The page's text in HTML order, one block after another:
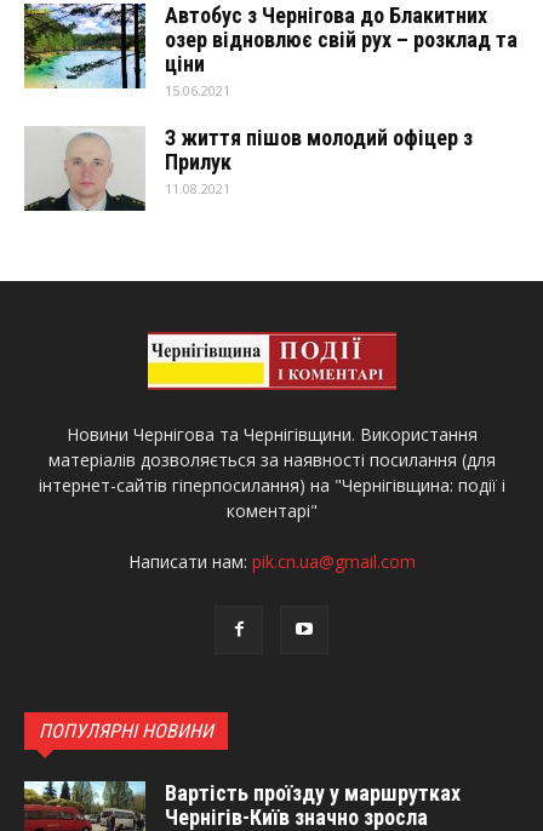
Автобус з Чернігова до Блакитних
озер відновлює свій рух – розклад та
ціни
15.06.2021
З життя пішов молодий офіцер з
Прилук
11.08.2021
Новини Чернігова та Чернігівщини. Використання
матеріалів дозволяється за наявності посилання (для
інтернет-сайтів гіперпосилання) на "Чернігівщина: події і
коментарі"
Написати нам: pik.cn.ua@gmail.com
ПОПУЛЯРНІ НОВИНИ
Вартість проїзду у маршрутках
Чернігів-Київ значно зросла